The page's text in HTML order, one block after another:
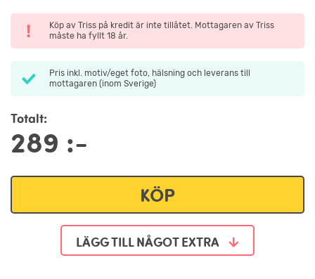
Köp av Triss på kredit är inte tillåtet. Mottagaren av Triss
måste ha fyllt 18 år.
Pris inkl. motiv/eget foto, hälsning och leverans till
mottagaren (inom Sverige)
Totalt:
289 :-
KÖP
LÄGG TILL NÅGOT EXTRA